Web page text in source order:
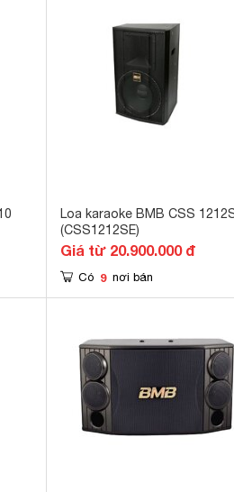
Loa karaoke BMB CSS
(CSS1212SE)
Giá từ 20.900.000 đ
Có 9 nơi bán